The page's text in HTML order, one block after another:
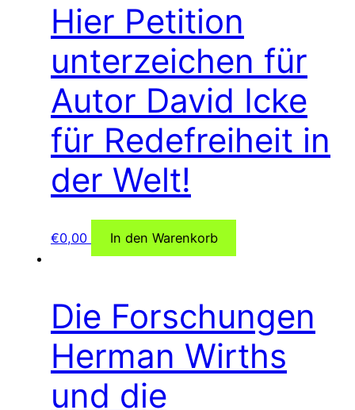
Hier Petition
unterzeichen für
Autor David Icke
für Redefreiheit in
der Welt!
€0,00 In den Warenkorb
Die Forschungen
Herman Wirths
und die